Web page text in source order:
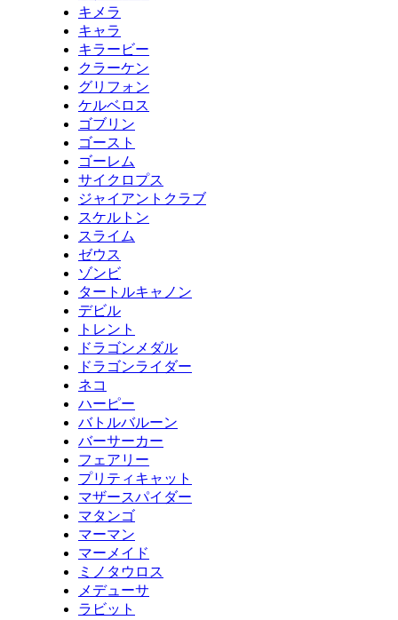
キメラ
キャラ
キラービー
クラーケン
グリフォン
ケルベロス
ゴブリン
ゴースト
ゴーレム
サイクロプス
ジャイアントクラブ
スケルトン
スライム
ゼウス
ゾンビ
タートルキャノン
デビル
トレント
ドラゴンメダル
ドラゴンライダー
ネコ
ハーピー
バトルバルーン
バーサーカー
フェアリー
プリティキャット
マザースパイダー
マタンゴ
マーマン
マーメイド
ミノタウロス
メデューサ
ラビット